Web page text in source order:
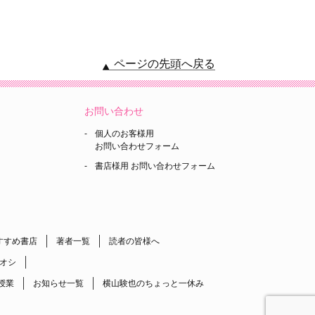
ページの先頭へ戻る
お問い合わせ
個人のお客様用
お問い合わせフォーム
書店様用 お問い合わせフォーム
すめ書店 著者一覧 読者の皆様へ
シ
業 お知らせ一覧 横山験也のちょっと一休み